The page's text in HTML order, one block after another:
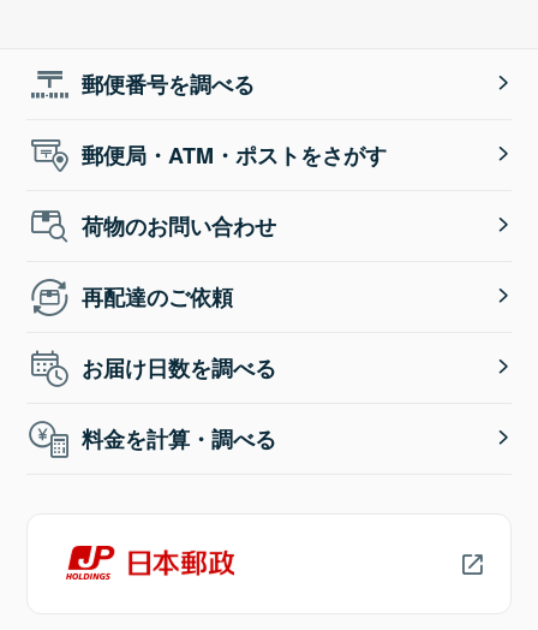
郵便番号を調べる
郵便局・ATM・ポストをさがす
荷物のお問い合わせ
再配達のご依頼
お届け日数を調べる
料金を計算・調べる